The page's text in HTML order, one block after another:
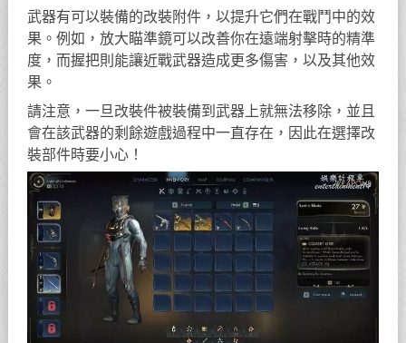
武器有可以裝備的改裝附件，以提升它們在戰鬥中的效
果。例如，放大瞄準鏡可以改善你在遠端射擊時的精準
度，而握把則能讓近戰武器造成更多傷害，以及其他效
果。
請注意，一旦改裝件被裝備到武器上就無法移除，並且
會在該武器的剩餘遊戲過程中一直存在，因此在選擇改
裝部件時要小心！